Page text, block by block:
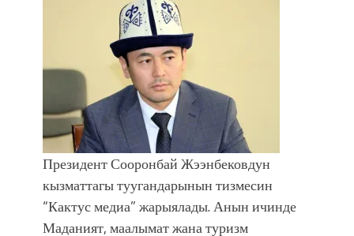
Президент Сооронбай Жээнбековдун
кызматтагы туугандарынын тизмесин
“Кактус медиа” жарыялады. Анын ичинде
Маданият, маалымат жана туризм